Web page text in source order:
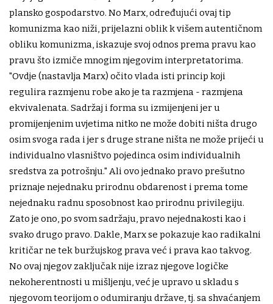
plansko gospodarstvo. No Marx, određujući ovaj tip
komunizma kao niži, prijelazni oblik k višem autentičnom
obliku komunizma, iskazuje svoj odnos prema pravu kao
pravu što izmiče mnogim njegovim interpretatorima.
"Ovdje (nastavlja Marx) očito vlada isti princip koji
regulira razmjenu robe ako je ta razmjena - razmjena
ekvivalenata. Sadržaj i forma su izmijenjeni jer u
promijenjenim uvjetima nitko ne može dobiti ništa drugo
osim svoga rada i jer s druge strane ništa ne može prijeći u
individualno vlasništvo pojedinca osim individualnih
sredstva za potrošnju." Ali ovo jednako pravo prešutno
priznaje nejednaku prirodnu obdarenost i prema tome
nejednaku radnu sposobnost kao prirodnu privilegiju.
Zato je ono, po svom sadržaju, pravo nejednakosti kao i
svako drugo pravo. Dakle, Marx se pokazuje kao radikalni
kritičar ne tek buržujskog prava već i prava kao takvog.
No ovaj njegov zaključak nije izraz njegove logičke
nekoherentnosti u mišljenju, već je upravo u skladu s
njegovom teorijom o odumiranju države, tj. sa shvaćanjem